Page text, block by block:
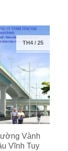
TH4/ 25
Vành
Vĩnh Tuy